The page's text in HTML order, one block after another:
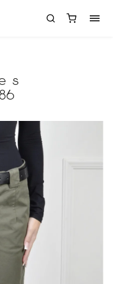
s